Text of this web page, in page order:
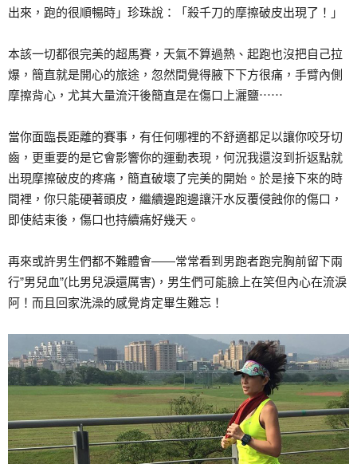
出來，跑的很順暢時」珍珠說：「殺千刀的摩擦破皮出現了！」
本該一切都很完美的超馬賽，天氣不算過熱、起跑也沒把自己拉
爆，簡直就是開心的旅途，忽然間覺得腋下下方很痛，手臂內側
摩擦背心，尤其大量流汗後簡直是在傷口上灑鹽⋯⋯
當你面臨長距離的賽事，有任何哪裡的不舒適都足以讓你咬牙切
齒，更重要的是它會影響你的運動表現，何況我還沒到折返點就
出現摩擦破皮的疼痛，簡直破壞了完美的開始。於是接下來的時
間裡，你只能硬著頭皮，繼續邊跑邊讓汗水反覆侵蝕你的傷口，
即使結束後，傷口也持續痛好幾天。
再來或許男生們都不難體會——常常看到男跑者跑完胸前留下兩
行”男兒血”(比男兒淚還厲害)，男生們可能臉上在笑但內心在流淚
阿！而且回家洗澡的感覺肯定畢生難忘！